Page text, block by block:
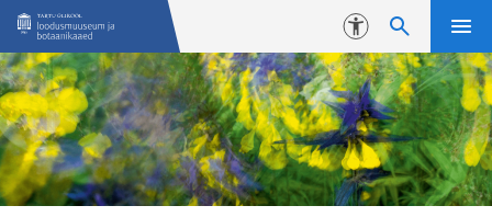
Liigu edasi põhisisu juurde
Juurdepääsetavus